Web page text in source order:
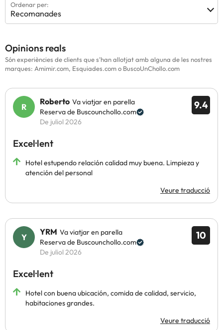
Ordenar per:
Recomanades
Opinions reals
Són experiències de clients que s'han allotjat amb alguna de les nostres
marques: Amimir.com, Esquiades.com o BuscoUnChollo.com
9.4
Roberto Va viatjar en parella
Reserva de Buscounchollo.com
De juliol 2026
Excel·lent
Hotel estupendo relación calidad muy buena. Limpieza y
atención del personal
Veure traducció
10
YRM Va viatjar en parella
Reserva de Buscounchollo.com
De juliol 2026
Excel·lent
Hotel con buena ubicación, comida de calidad, servicio,
habitaciones grandes.
Veure traducció